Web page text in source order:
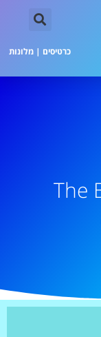
כרטיסים | מלונות